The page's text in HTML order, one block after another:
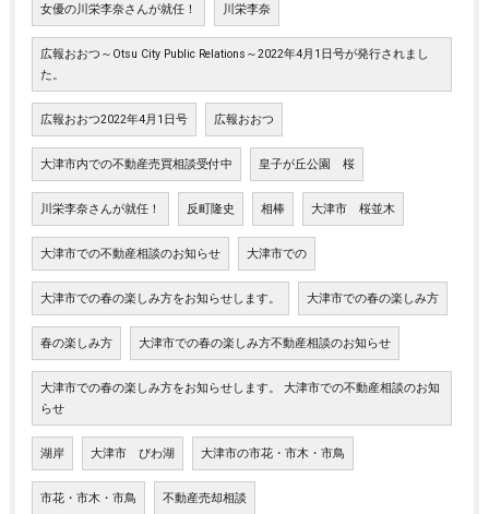
女優の川栄李奈さんが就任！ 川栄李奈
広報おおつ～Otsu City Public Relations～2022年4月1日号が発行されまし
た。
広報おおつ2022年4月1日号 広報おおつ
大津市内での不動産売買相談受付中 皇子が丘公園 桜
川栄李奈さんが就任！ 反町隆史 相棒 大津市 桜並木
大津市での不動産相談のお知らせ 大津市での
大津市での春の楽しみ方をお知らせします。 大津市での春の楽しみ方
春の楽しみ方 大津市での春の楽しみ方不動産相談のお知らせ
大津市での春の楽しみ方をお知らせします。 大津市での不動産相談のお知
らせ
湖岸 大津市 びわ湖 大津市の市花・市木・市鳥
市花・市木・市鳥 不動産売却相談